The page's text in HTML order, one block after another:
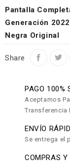
Pantalla
Generación
Negra Original
Share
PAGO 100%
Aceptamos
Transferencia
ENVÍO
Se entrega el
COMPRAS Y